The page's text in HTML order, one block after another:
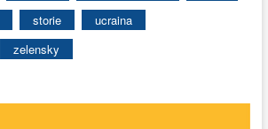
storie
ucraina
zelensky